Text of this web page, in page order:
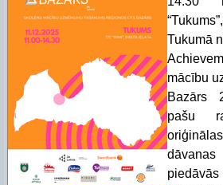
Tukumā
mācību
Bazārs
pašu